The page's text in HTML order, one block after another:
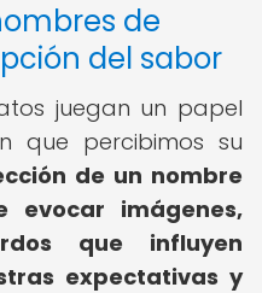
de
del sabor
juegan un papel
que percibimos su
de un nombre
evocar imágenes,
que influyen
expectativas y